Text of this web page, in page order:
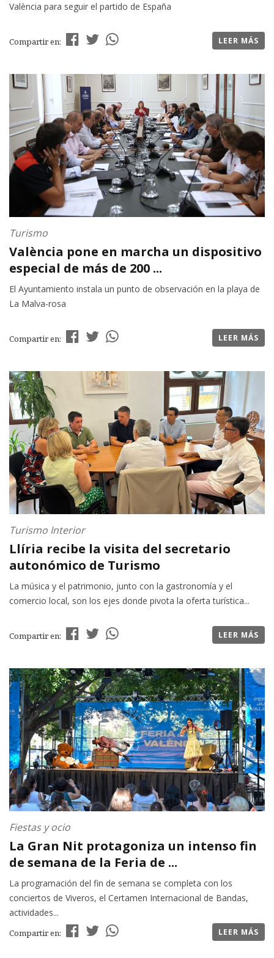
València para seguir el partido de España
Compartir en: LEER MÁS
Turismo
València pone en marcha un dispositivo
especial de más de 200 ...
El Ayuntamiento instala un punto de observación en la playa de
La Malva-rosa
Compartir en: LEER MÁS
Turismo Interior
Llíria recibe la visita del secretario
autonómico de Turismo
La música y el patrimonio, junto con la gastronomía y el
comercio local, son los ejes donde pivota la oferta turística...
Compartir en: LEER MÁS
Fiestas y ocio
La Gran Nit protagoniza un intenso fin
de semana de la Feria de ...
La programación del fin de semana se completa con los
conciertos de Viveros, el Certamen Internacional de Bandas,
actividades...
Compartir en: LEER MÁS